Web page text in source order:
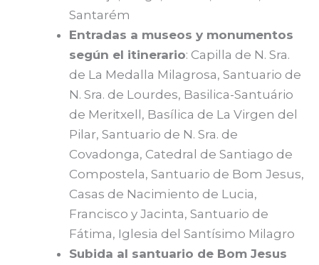
Santarém
Entradas a museos y monumentos
según el itinerario: Capilla de N. Sra.
de La Medalla Milagrosa, Santuario de
N. Sra. de Lourdes, Basilica-Santuário
de Meritxell, Basílica de La Virgen del
Pilar, Santuario de N. Sra. de
Covadonga, Catedral de Santiago de
Compostela, Santuario de Bom Jesus,
Casas de Nacimiento de Lucia,
Francisco y Jacinta, Santuario de
Fátima, Iglesia del Santísimo Milagro
Subida al santuario de Bom Jesus